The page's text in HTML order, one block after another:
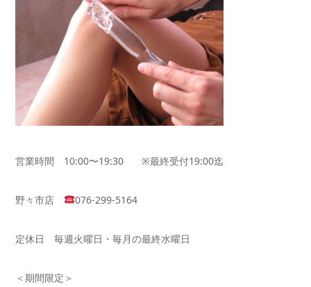
営業時間 10:00〜19:30 ※最終受付19:00迄
野々市店 076-299-5164
定休日 毎週火曜日・毎月の最終水曜日
＜期間限定＞